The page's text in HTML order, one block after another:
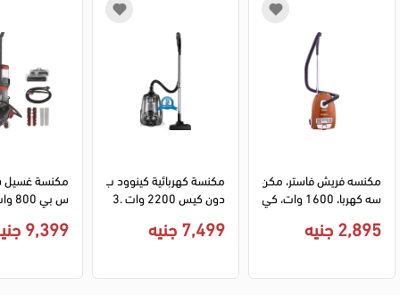
مكنسه فريش فاستر، مكن
سه كهربا، 1600 وات، كي
B-1600A
2,895 جنيه
مكنسة كهربائية كينوود ب
دون كيس 2200 وات 3.
سود (ضمان راية)
7,499 جنيه
مكنسة غسيل
9,399 جنيه